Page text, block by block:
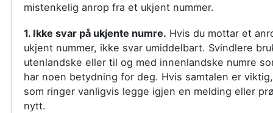
mistenkelig anrop fra et ukjent nummer.
1. Ikke svar på ukjente numre. Hvis du mottar et
ukjent nummer, ikke svar umiddelbart. Svindlere
utenlandske eller til og med innenlandske numre
har noen betydning for deg. Hvis samtalen er
som ringer vanligvis legge igjen en melding eller
nytt.